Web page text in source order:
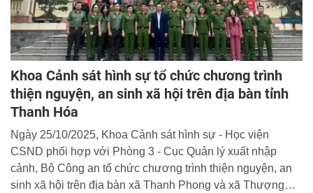
Khoa Cảnh sát hình sự tổ chức chương trình
thiện nguyện, an sinh xã hội trên địa bàn tỉnh
Thanh Hóa
Ngày 25/10/2025, Khoa Cảnh sát hình sự - Học viện
CSND phối hợp với Phòng 3 - Cục Quản lý xuất nhập
cảnh, Bộ Công an tổ chức chương trình thiện nguyện, an
sinh xã hội trên địa bàn xã Thanh Phong và xã Thượng